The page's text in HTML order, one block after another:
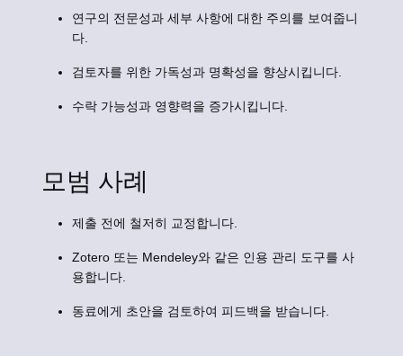
연구의 전문성과 세부 사항에 대한 주의를 보여줍니
다.
검토자를 위한 가독성과 명확성을 향상시킵니다.
수락 가능성과 영향력을 증가시킵니다.
모범 사례
제출 전에 철저히 교정합니다.
Zotero 또는 Mendeley와 같은 인용 관리 도구를 사
용합니다.
동료에게 초안을 검토하여 피드백을 받습니다.